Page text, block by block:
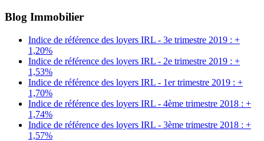
Blog Immobilier
Indice de référence des loyers IRL - 3e trimestre 2019 : +
1,20%
Indice de référence des loyers IRL - 2e trimestre 2019 : +
1,53%
Indice de référence des loyers IRL - 1er trimestre 2019 : +
1,70%
Indice de référence des loyers IRL - 4ème trimestre 2018 : +
1,74%
Indice de référence des loyers IRL - 3ème trimestre 2018 : +
1,57%